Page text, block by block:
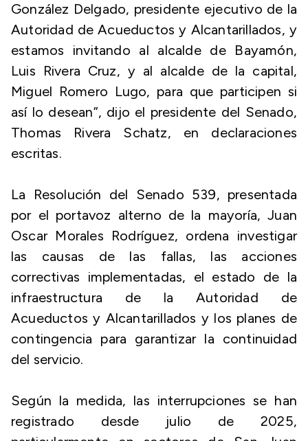
González Delgado, presidente ejecutivo de la
Autoridad de Acueductos y Alcantarillados, y
estamos invitando al alcalde de Bayamón,
Luis Rivera Cruz, y al alcalde de la capital,
Miguel Romero Lugo, para que participen si
así lo desean”, dijo el presidente del Senado,
Thomas Rivera Schatz, en declaraciones
escritas.
La Resolución del Senado 539, presentada
por el portavoz alterno de la mayoría, Juan
Oscar Morales Rodríguez, ordena investigar
las causas de las fallas, las acciones
correctivas implementadas, el estado de la
infraestructura de la Autoridad de
Acueductos y Alcantarillados y los planes de
contingencia para garantizar la continuidad
del servicio.
Según la medida, las interrupciones se han
registrado desde julio de 2025,